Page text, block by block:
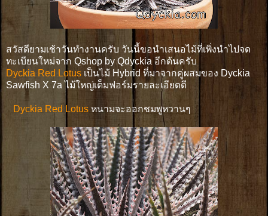
สวัสดียามเช้าวันทำงานครับ วันนี้ขอนำเสนอไม้ที่เพิ่งนำไปจด
ทะเบียนใหม่จาก Qshop by Qdyckia อีกต้นครับ
Dyckia Red Lotus เป็นไม้ Hybrid ที่มาจากคู่ผสมของ Dyckia
Sawfish X 7a ไม้ใหญ่เต็มฟอร์มรายละเอียดดี
Dyckia Red Lotus หนามจะออกชมพูหวานๆ